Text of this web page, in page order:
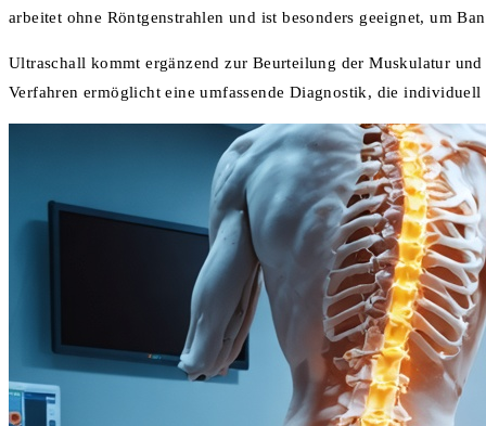
arbeitet ohne Röntgenstrahlen und ist besonders geeignet, um
Ultraschall kommt ergänzend zur Beurteilung der Muskulatur
Verfahren ermöglicht eine umfassende Diagnostik, die